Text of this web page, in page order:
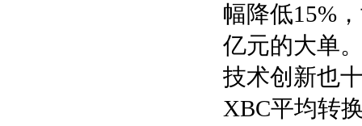
幅降低15%
亿元的大单
技术创新也
XBC平均转